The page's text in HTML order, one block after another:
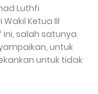
Luthfi
Ketua III
salah satunya
untuk
untuk tidak